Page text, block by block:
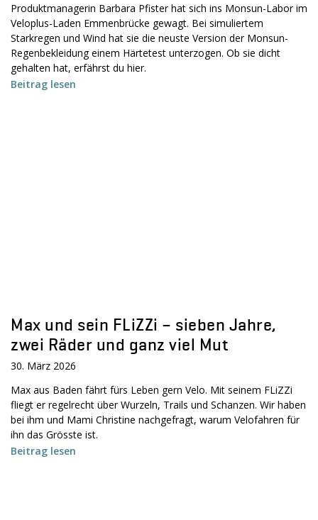
Produktmanagerin Barbara Pfister hat sich ins Monsun-Labor im
Veloplus-Laden Emmenbrücke gewagt. Bei simuliertem
Starkregen und Wind hat sie die neuste Version der Monsun-
Regenbekleidung einem Härtetest unterzogen. Ob sie dicht
gehalten hat, erfährst du hier.
Beitrag lesen
Max und sein FLiZZi – sieben Jahre,
zwei Räder und ganz viel Mut
30. März 2026
Max aus Baden fährt fürs Leben gern Velo. Mit seinem FLiZZi
fliegt er regelrecht über Wurzeln, Trails und Schanzen. Wir haben
bei ihm und Mami Christine nachgefragt, warum Velofahren für
ihn das Grösste ist.
Beitrag lesen